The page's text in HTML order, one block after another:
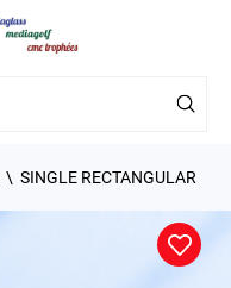
SINGLE RECTANGULAR